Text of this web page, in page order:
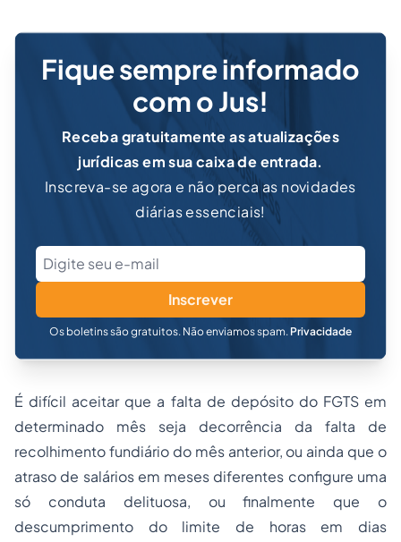
Fique sempre informado
com o Jus!
Receba gratuitamente as atualizações
jurídicas em sua caixa de entrada.
Inscreva-se agora e não perca as novidades
diárias essenciais!
Inscrever
Os boletins são gratuitos. Não enviamos spam. Privacidade
É difícil aceitar que a falta de depósito do FGTS em
determinado mês seja decorrência da falta de
recolhimento fundiário do mês anterior, ou ainda que o
atraso de salários em meses diferentes configure uma
só conduta delituosa, ou finalmente que o
descumprimento do limite de horas em dias